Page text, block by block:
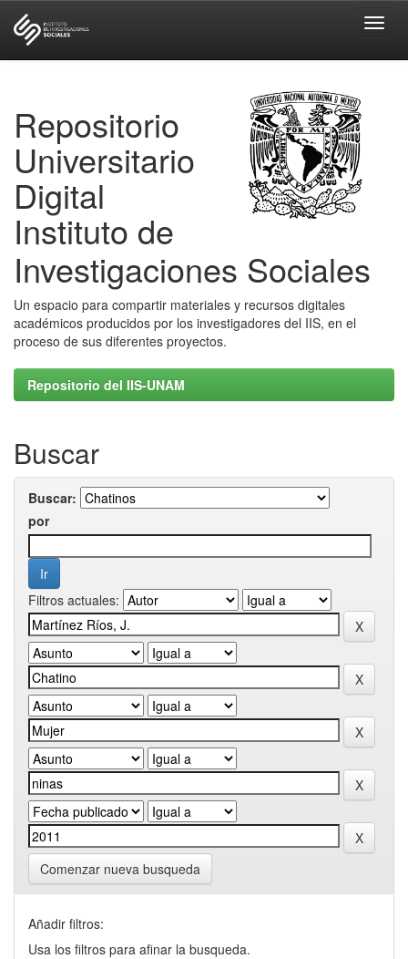
Repositorio
Universitario
Digital
Instituto de
Investigaciones Sociales
Un espacio para compartir materiales y recursos digitales
académicos producidos por los investigadores del IIS, en el
proceso de sus diferentes proyectos.
Repositorio del IIS-UNAM
Buscar
Buscar:
por
Filtros actuales:
Comenzar nueva busqueda
Añadir filtros:
Usa los filtros para afinar la busqueda.